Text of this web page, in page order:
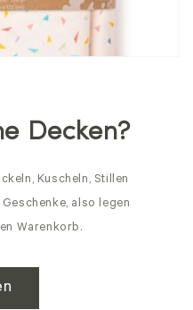
Decken?
Kuscheln, Stillen
also legen
Warenkorb.